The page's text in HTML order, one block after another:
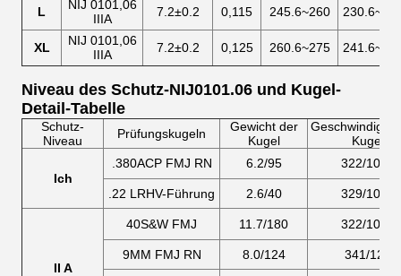
L
NIJ 0101,06
IIIA
7.2±0.2 0,115 245.6~260
XL
NIJ 0101,06
IIIA
7.2±0.2 0,125 260.6~275
Niveau des Schutz-NIJ0101.06 und Kugel-
Detail-Tabelle
Schutz-
Niveau
Prüfungskugeln
Gewicht der
Kugel
Kugel
Ich
.380ACP FMJ RN 6.2/95 322/1055
.22 LRHV-Führung 2.6/40 329/1080
II A
40S&W FMJ 11.7/180 322/1055
9MM FMJ RN 8.0/124 341/120